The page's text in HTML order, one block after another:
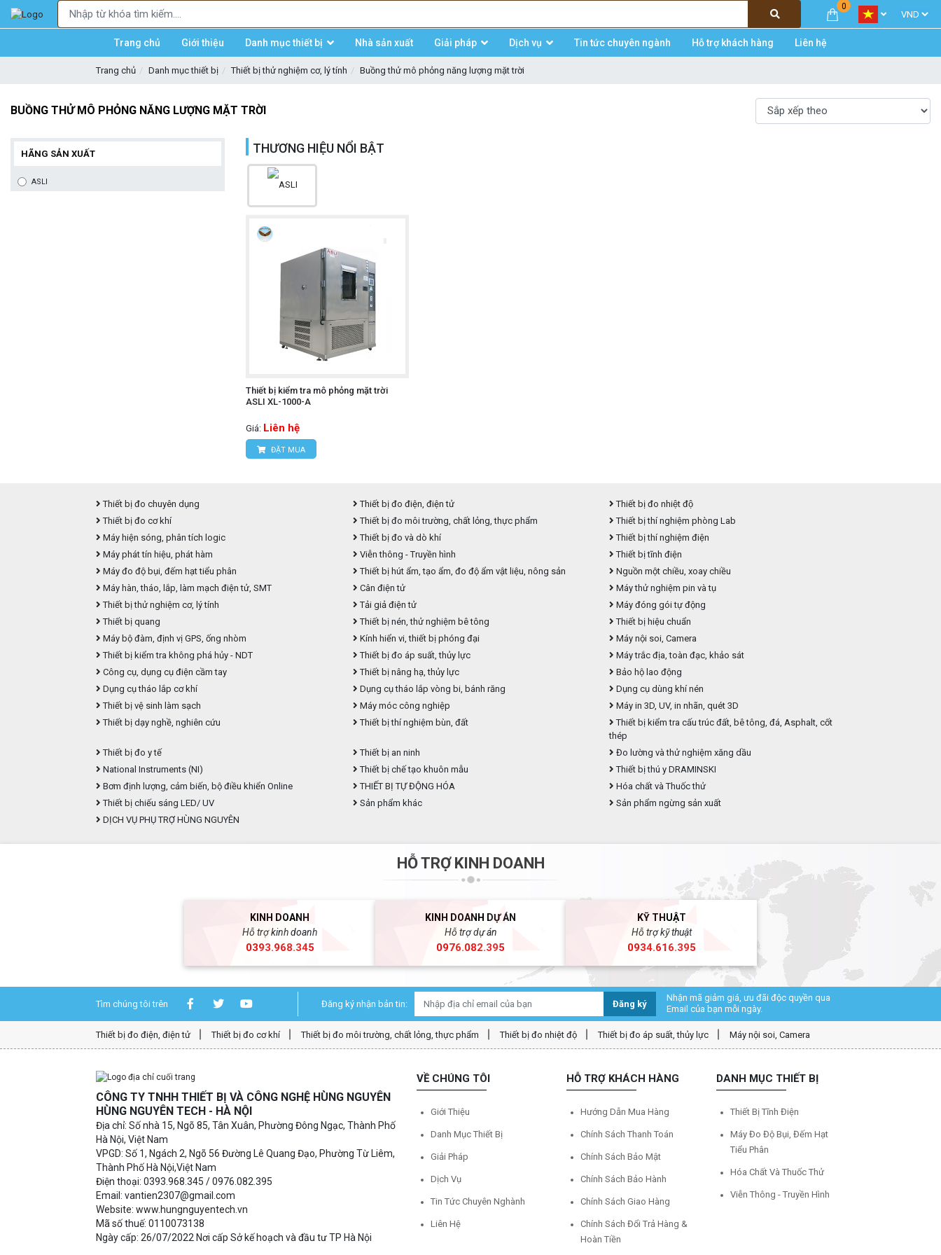
0
Trang chủ Giới thiệu Danh mục thiết bị Nhà sản xuất Giải pháp Dịch vụ Tin tức chuyên ngành Hỗ trợ khách hàng Liên hệ
Trang chủ Danh mục thiết bị Thiết bị thử nghiệm cơ, lý tính Buồng thử mô phỏng năng lượng mặt trời
BUỒNG THỬ MÔ PHỎNG NĂNG LƯỢNG MẶT TRỜI
THƯƠNG HIỆU NỔI BẬT
Thiết bị kiểm tra mô phỏng mặt trời
ASLI XL-1000-A
Giá: Liên hệ
ĐẶT MUA
HÃNG SẢN XUẤT
ASLI
Thiết bị đo chuyên dụng Thiết bị đo điện, điện tử
Thiết bị đo nhiệt độ
Thiết bị đo cơ khí
Thiết bị đo môi trường, chất lỏng, thực phẩm
Thiết bị thí nghiệm phòng Lab
Máy hiện sóng, phân tích logic
Thiết bị đo và dò khí
Thiết bị thí nghiệm điện
Máy phát tín hiệu, phát hàm
Viễn thông - Truyền hình
Thiết bị tĩnh điện
Máy đo độ bụi, đếm hạt tiểu phân
Thiết bị hút ẩm, tạo ẩm, đo độ ẩm vật liệu, nông sản
Nguồn một chiều, xoay chiều
Máy hàn, tháo, lắp, làm mạch điện tử, SMT
Cân điện tử
Máy thử nghiệm pin và tụ
Thiết bị thử nghiệm cơ, lý tính
Tải giả điện tử
Máy đóng gói tự động
Thiết bị quang
Thiết bị nén, thử nghiệm bê tông
Thiết bị hiệu chuẩn
Máy bộ đàm, định vị GPS, ống nhòm
Kính hiển vi, thiết bị phóng đại
Máy nội soi, Camera
Thiết bị kiểm tra không phá hủy - NDT
Thiết bị đo áp suất, thủy lực
Máy trắc địa, toàn đạc, khảo sát
Công cụ, dụng cụ điện cầm tay
Thiết bị nâng hạ, thủy lực
Bảo hộ lao động
Dụng cụ tháo lắp cơ khí
Dụng cụ tháo lắp vòng bi, bánh răng
Dụng cụ dùng khí nén
Thiết bị vệ sinh làm sạch
Máy móc công nghiệp
Máy in 3D, UV, in nhãn, quét 3D
Thiết bị dạy nghề, nghiên cứu
Thiết bị thí nghiệm bùn, đất
Thiết bị kiểm tra cấu trúc đất, bê tông, đá, Asphalt, cốt
thép
Thiết bị đo y tế
Thiết bị an ninh
Đo lường và thử nghiệm xăng dầu
National Instruments (NI)
Thiết bị chế tạo khuôn mẫu
Thiết bị thú y DRAMINSKI
Bơm định lượng, cảm biến, bộ điều khiển Online
THIẾT BỊ TỰ ĐỘNG HÓA
Hóa chất và Thuốc thử
Thiết bị chiếu sáng LED/ UV
Sản phẩm khác
Sản phẩm ngừng sản xuất
DỊCH VỤ PHỤ TRỢ HÙNG NGUYÊN
HỖ TRỢ KINH DOANH
KINH DOANH
Hỗ trợ kinh doanh
0393.968.345
KINH DOANH DỰ ÁN
Hỗ trợ dự án
0976.082.395
KỸ THUẬT
Hỗ trợ kỹ thuật
0934.616.395
Tìm chúng tôi trên Đăng ký nhận bản tin: Đăng ký
Nhận mã giảm giá, ưu đãi độc quyền qua
Email của bạn mỗi ngày.
Thiết bị đo điện, điện tử Thiết bị đo cơ khí Thiết bị đo môi trường, chất lỏng, thực phẩm Thiết bị đo nhiệt độ Thiết bị đo áp suất, thủy lực Máy nội soi, Camera
CÔNG TY TNHH THIẾT BỊ VÀ CÔNG NGHỆ HÙNG NGUYÊN
HÙNG NGUYÊN TECH - HÀ NỘI
Địa chỉ: Số nhà 15, Ngõ 85, Tân Xuân, Phường Đông Ngạc, Thành Phố
Hà Nội, Việt Nam
VPGD: Số 1, Ngách 2, Ngõ 56 Đường Lê Quang Đạo, Phường Từ Liêm,
Thành Phố Hà Nội,Việt Nam
Điện thoại: 0393.968.345 / 0976.082.395
Email: vantien2307@gmail.com
Website: www.hungnguyentech.vn
Mã số thuế: 0110073138
Ngày cấp: 26/07/2022 Nơi cấp Sở kế hoạch và đầu tư TP Hà Nội
VỀ CHÚNG TÔI
Giới Thiệu
Danh Mục Thiết Bị
Giải Pháp
Dịch Vụ
Tin Tức Chuyên Nghành
Liên Hệ
HỖ TRỢ KHÁCH HÀNG
Hướng Dẫn Mua Hàng
Chính Sách Thanh Toán
Chính Sách Bảo Mật
Chính Sách Bảo Hành
Chính Sách Giao Hàng
Chính Sách Đổi Trả Hàng &
Hoàn Tiền
DANH MỤC THIẾT BỊ
Thiết Bị Tĩnh Điện
Máy Đo Độ Bụi, Đếm Hạt
Tiểu Phân
Hóa Chất Và Thuốc Thử
Viễn Thông - Truyền Hình